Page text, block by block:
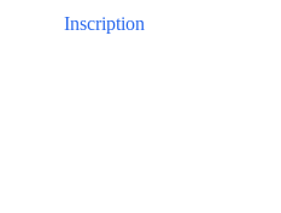
Inscription